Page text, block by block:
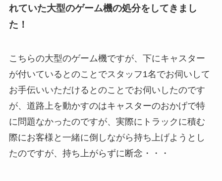
れていた大型のゲーム機の処分をしてきまし
た！
こちらの大型のゲーム機ですが、下にキャスター
が付いているとのことでスタッフ1名でお伺いして
お手伝いいただけるとのことでお伺いしたのです
が、道路上を動かすのはキャスターのおかげで特
に問題なかったのですが、実際にトラックに積む
際にお客様と一緒に倒しながら持ち上げようとし
たのですが、持ち上がらずに断念・・・